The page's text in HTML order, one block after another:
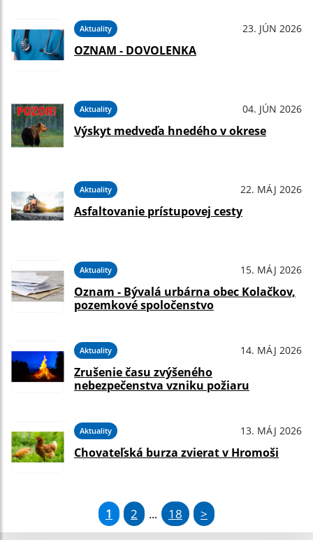
Aktuality 23. JÚN 2026
OZNAM - DOVOLENKA
Aktuality 04. JÚN 2026
Výskyt medveďa hnedého v okrese
Aktuality 22. MÁJ 2026
Asfaltovanie prístupovej cesty
Aktuality 15. MÁJ 2026
Oznam - Bývalá urbárna obec Kolačkov,
pozemkové spoločenstvo
Aktuality 14. MÁJ 2026
Zrušenie času zvýšeného
nebezpečenstva vzniku požiaru
Aktuality 13. MÁJ 2026
Chovateľská burza zvierat v Hromoši
1 2 ... 18 >